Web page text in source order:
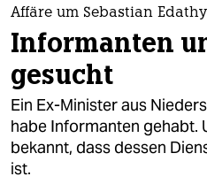
themen
politik
öko
gesellschaft
kultur
Affäre um Sebastian Edathy
Informanten
gesucht
Ein Ex-Minister aus
habe Informanten gehabt.
bekannt, dass dessen
ist.